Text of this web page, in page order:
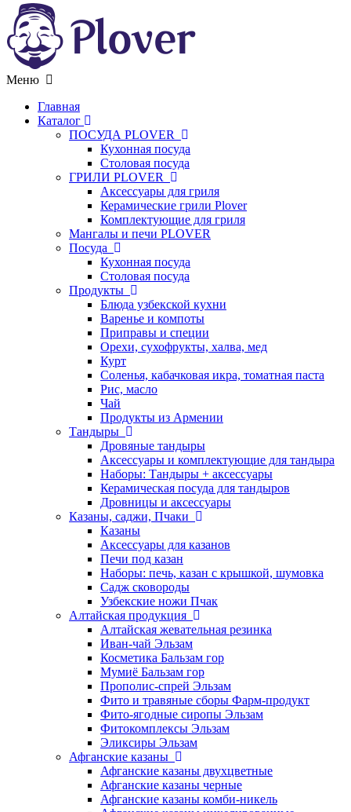
Меню
Главная
Каталог
ПОСУДА PLOVER
Кухонная посуда
Столовая посуда
ГРИЛИ PLOVER
Аксессуары для гриля
Керамические грили Plover
Комплектующие для гриля
Мангалы и печи PLOVER
Посуда
Кухонная посуда
Столовая посуда
Продукты
Блюда узбекской кухни
Варенье и компоты
Приправы и специи
Орехи, сухофрукты, халва, мед
Курт
Соленья, кабачковая икра, томатная паста
Рис, масло
Чай
Продукты из Армении
Тандыры
Дровяные тандыры
Аксессуары и комплектующие для тандыра
Наборы: Тандыры + аксессуары
Керамическая посуда для тандыров
Дровницы и аксессуары
Казаны, саджи, Пчаки
Казаны
Аксессуары для казанов
Печи под казан
Наборы: печь, казан с крышкой, шумовка
Садж сковороды
Узбекские ножи Пчак
Алтайская продукция
Алтайская жевательная резинка
Иван-чай Эльзам
Косметика Бальзам гор
Мумиё Бальзам гор
Прополис-спрей Эльзам
Фито и травяные сборы Фарм-продукт
Фито-ягодные сиропы Эльзам
Фитокомплексы Эльзам
Эликсиры Эльзам
Афганские казаны
Афганские казаны двухцветные
Афганские казаны черные
Афганские казаны комби-никель